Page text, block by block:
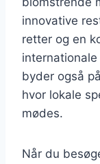
innovative
retter og en
byder også
hvor lokale
mødes.
Når du